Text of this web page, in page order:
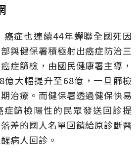
癌症也連續44年蟬聯全國死因
與健保署積極射出癌症防治三
症篩檢，由國民健康署主導，
億大幅提升至68億，一旦篩檢
治療。而健保署透過健保快易
篩檢陽性的民眾發送回診提
差的國人名單回饋給原診斷醫
病人回診。